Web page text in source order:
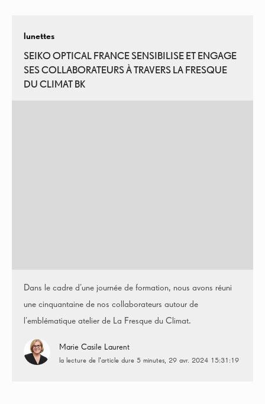
lunettes
SEIKO OPTICAL FRANCE SENSIBILISE ET ENGAGE
SES COLLABORATEURS À TRAVERS LA FRESQUE
DU CLIMAT BK
Dans le cadre d’une journée de formation, nous avons réuni
une cinquantaine de nos collaborateurs autour de
l’emblématique atelier de La Fresque du Climat.
Marie Casile Laurent
la lecture de l'article dure 5 minutes 29 avr. 2024 15:31:19